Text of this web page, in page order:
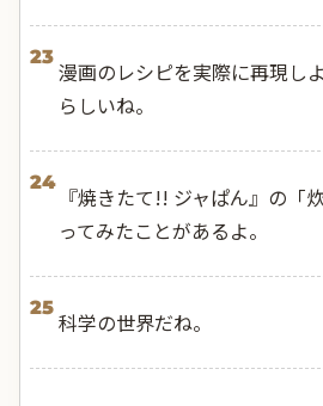
23
漫画のレシピを実際に再現し
らしいね。
24
『焼きたて!! ジャぱん』の「
ってみたことがあるよ。
25
科学の世界だね。